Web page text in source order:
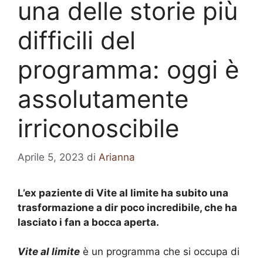
una delle storie più
difficili del
programma: oggi è
assolutamente
irriconoscibile
Aprile 5, 2023 di Arianna
L’ex paziente di Vite al limite ha subito una
trasformazione a dir poco incredibile, che ha
lasciato i fan a bocca aperta.
Vite al limite è un programma che si occupa di